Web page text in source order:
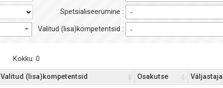
Spetsialiseerumine : -
Valitud (lisa)kompetentsid : -
Kokku: 0
Valitud (lisa)kompetentsid Osakutse Väljastaja